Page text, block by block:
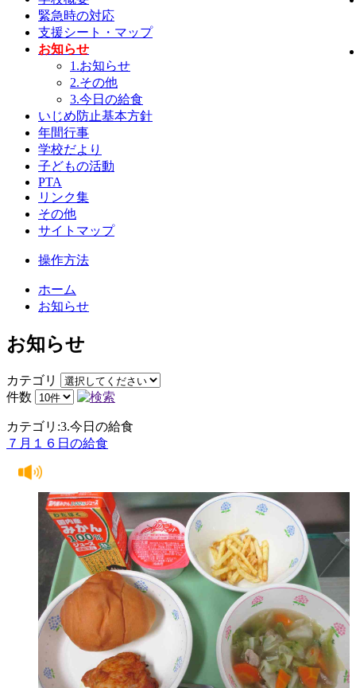
緊急時の対応
支援シート・マップ
お知らせ
1.お知らせ
2.その他
3.今日の給食
いじめ防止基本方針
年間行事
学校だより
子どもの活動
PTA
リンク集
その他
サイトマップ
操作方法
ホーム
お知らせ
お知らせ
カテゴリ
件数
カテゴリ:3.今日の給食
７月１６日の給食